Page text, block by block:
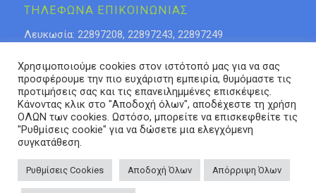
ΤΗΛΕΦΩΝΑ ΕΠΙΚΟΙΝΩΝΙΑΣ
Λευκωσία: 22897208, 22897243, 22897249
Λεμεσός: 25318808, 25315085
Πάφος 26936937
Αμμόχωστος: 23740653
Χρησιμοποιούμε cookies στον ιστότοπό μας για να σας
προσφέρουμε την πιο ευχάριστη εμπειρία, θυμόμαστε τις
προτιμήσεις σας και τις επανειλημμένες επισκέψεις.
Κάνοντας κλικ στο "Αποδοχή όλων", αποδέχεστε τη χρήση
ΟΛΩΝ των cookies. Ωστόσο, μπορείτε να επισκεφθείτε τις
"Ρυθμίσεις cookie" για να δώσετε μια ελεγχόμενη
συγκατάθεση.
Ρυθμίσεις Cookies Αποδοχή Όλων Απόρριψη Όλων